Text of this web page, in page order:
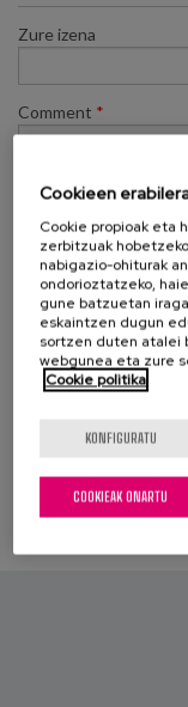
Egizu lan gurekin
es
Zure izena
Comment *
Gorde
Cookieen
Cookie propioak eta
zerbitzuak
nabigazio-ohiturak
ondorioztatzeko,
gune batzuetan
eskaintzen dugun
sortzen duten atalei
webgunea eta zure
Cookie politika
KONFIGURATU
COOKIEAK ONARTU